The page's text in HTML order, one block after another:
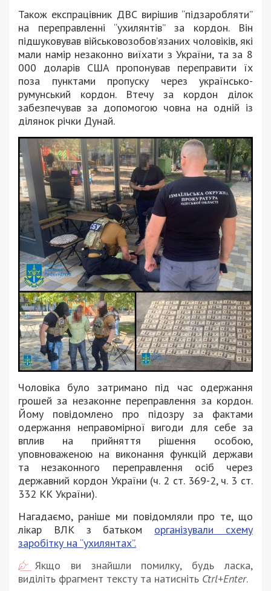
Також експрацівник ДВС вирішив “підзаробляти”
на переправленні “ухилянтів” за кордон. Він
підшуковував військовозобов’язаних чоловіків, які
мали намір незаконно виїхати з України, та за 8
000 доларів США пропонував переправити їх
поза пунктами пропуску через українсько-
румунський кордон. Втечу за кордон ділок
забезпечував за допомогою човна на одній із
ділянок річки Дунай.
Чоловіка було затримано під час одержання
грошей за незаконне переправлення за кордон.
Йому повідомлено про підозру за фактами
одержання неправомірної вигоди для себе за
вплив на прийняття рішення особою,
уповноваженою на виконання функцій держави
та незаконного переправлення осіб через
державний кордон України (ч. 2 ст. 369-2, ч. 3 ст.
332 КК України).
Нагадаємо, раніше ми повідомляли про те, що
лікар ВЛК з батьком організували схему
заробітку на “ухилянтах”.
Якщо ви знайшли помилку, будь ласка,
виділіть фрагмент тексту та натисніть Ctrl+Enter.